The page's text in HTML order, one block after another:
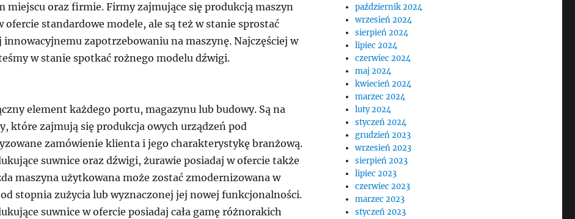
miejscu oraz firmie. Firmy zajmujące się produkcją maszyn
ofercie standardowe modele, ale są też w stanie sprostać
innowacyjnemu zapotrzebowaniu na maszynę. Najczęściej w
w stanie spotkać rożnego modelu dźwigi.
element każdego portu, magazynu lub budowy. Są na
które zajmują się produkcja owych urządzeń pod
zamówienie klienta i jego charakterystykę branżową.
suwnice oraz dźwigi, żurawie posiadaj w ofercie także
maszyna użytkowana może zostać zmodernizowana w
stopnia zużycia lub wyznaczonej jej nowej funkcjonalności.
suwnice w ofercie posiadaj cała gamę różnorakich
październik 2024
wrzesień 2024
sierpień 2024
lipiec 2024
czerwiec 2024
maj 2024
kwiecień 2024
marzec 2024
luty 2024
styczeń 2024
grudzień 2023
wrzesień 2023
sierpień 2023
lipiec 2023
czerwiec 2023
marzec 2023
styczeń 2023